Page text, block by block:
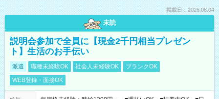
掲載日：2026.08.04
未読
説明会参加で全員に【現金2千円相当プレゼン
ト】生活のお手伝い
派遣 職種未経験OK 社会人未経験OK
ブランクOK
WEB登録・面接OK